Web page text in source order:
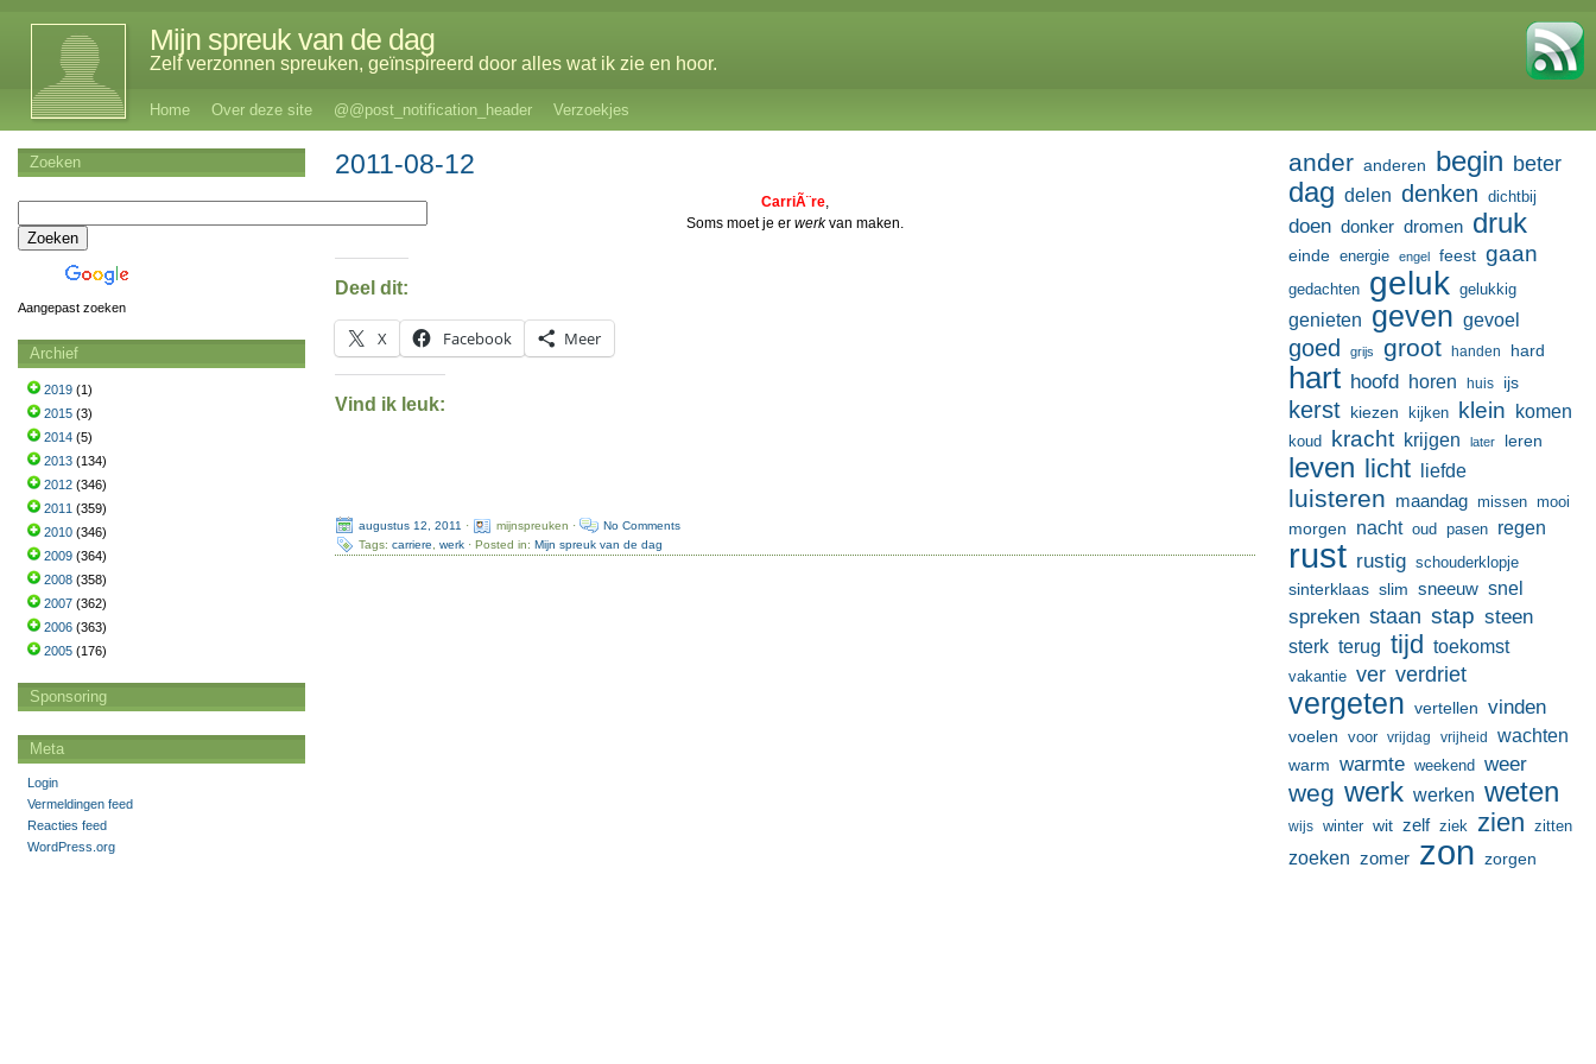
Mijn spreuk van de dag
Zelf verzonnen spreuken, geïnspireerd door alles wat ik zie en hoor.
Home Over deze site @@post_notification_header Verzoekjes
2011-08-12
CarriÃ¨re,
Soms moet je erwerkvan maken.
Deel dit:
X Facebook Meer
Vind ik leuk:
augustus 12, 2011 · mijnspreuken ·
No Comments
Tags:carriere ,werk · Posted in:Mijn spreuk van de dag
ander anderen begin beter
dag delen denken dichtbij
doen donker dromen druk
einde energie engel feest gaan
gedachten geluk gelukkig
genieten geven gevoel
goed grijs groot handen hard
hart hoofd horen huis ijs
kerst kiezen kijken klein komen
koud kracht krijgen later leren
leven licht liefde
luisteren maandag missen mooi
morgen nacht oud pasen regen
rust rustig schouderklopje
sinterklaas slim sneeuw snel
spreken staan stap steen
sterk terug tijd toekomst
vakantie ver verdriet
vergeten vertellen vinden
voelen voor vrijdag vrijheid wachten
warm warmte weekend weer
weg werk werken weten
wijs winter wit zelf ziek zien zitten
zoeken zomer zon zorgen
Zoeken
Aangepast zoeken
Archief
2019 (1)
2015 (3)
2014 (5)
2013 (134)
2012 (346)
2011 (359)
2010 (346)
2009 (364)
2008 (358)
2007 (362)
2006 (363)
2005 (176)
Sponsoring
Meta
Login
Vermeldingen feed
Reacties feed
WordPress.org